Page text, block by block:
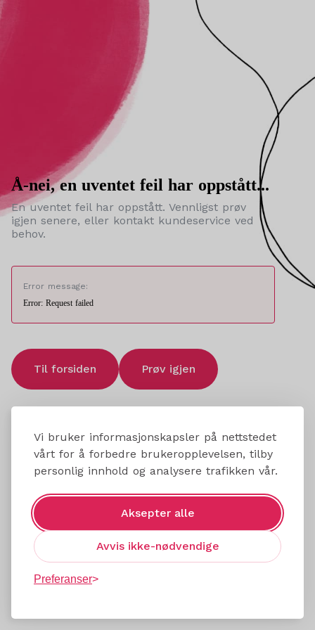
Vi bruker informasjonskapsler på nettstedet
vårt for å forbedre brukeropplevelsen, tilby
personlig innhold og analysere trafikken vår.
Aksepter alle
Avvis ikke-nødvendige
Preferanser
Å-nei, en uventet feil har oppstått...
En uventet feil har oppstått. Vennligst prøv
igjen senere, eller kontakt kundeservice ved
behov.
Error message:
Error: Request failed
Til forsiden Prøv igjen